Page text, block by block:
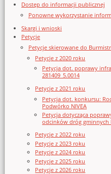
Dostęp do informacji publicznej
Ponowne wykorzystanie
Skargi i wnioski
Petycje
Petycje skierowane do
Petycje z 2020 roku
Petycja dot. poprawy
281409_5.0014
Petycje z 2021 roku
Petycja dot. konkursu:
Podwórko NIVEA
Petycja dotycząca
odcinków dróg gminnych
Petycje z 2022 roku
Petycje z 2023 roku
Petycje z 2024 roku
Petycje z 2025 roku
Petycje z 2026 roku